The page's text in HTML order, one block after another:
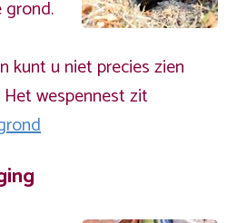
grond.
kunt u niet precies zien
wespennest zit